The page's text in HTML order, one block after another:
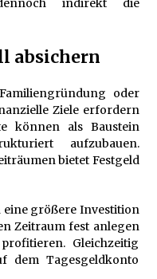
indirekt die
absichern
oder
Ziele erfordern
können als Baustein
aufzubauen.
bietet Festgeld
eine größere Investition
Zeitraum fest anlegen
Gleichzeitig
dem Tagesgeldkonto